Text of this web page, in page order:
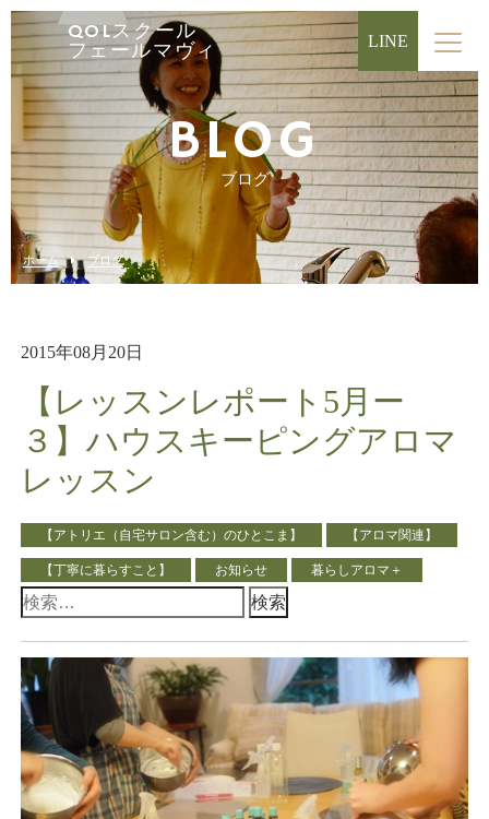
QOLスクール
フェールマヴィ
LINE
BLOG
ブログ
ホーム ブログ
2015年08月20日
【レッスンレポート5月ー
３】ハウスキーピングアロマ
レッスン
【アトリエ（自宅サロン含む）のひとこま】 【アロマ関連】
【丁寧に暮らすこと】 お知らせ 暮らしアロマ＋
検